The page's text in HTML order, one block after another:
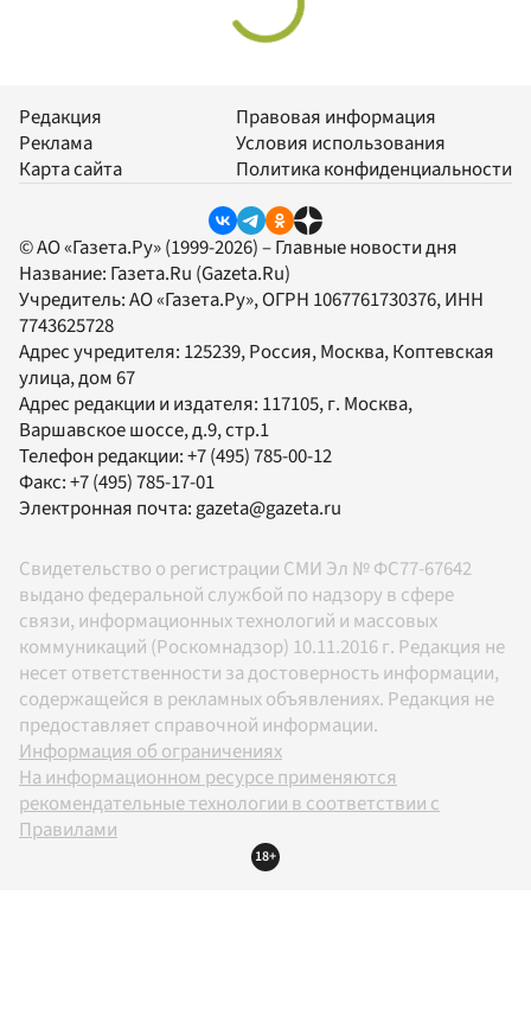
Редакция
Реклама
Карта сайта
Правовая информация
Условия использования
Политика конфиденциальности
© АО «Газета.Ру» (1999-2026) – Главные новости дня
Название: Газета.Ru (Gazeta.Ru)
Учредитель:АО «Газета.Ру», ОГРН 1067761730376, ИНН
7743625728
Адрес учредителя: 125239, Россия, Москва, Коптевская
улица, дом 67
Адрес редакции и издателя: 117105, г. Москва,
Варшавское шоссе, д.9, стр.1
Телефон редакции:+7 (495) 785-00-12
Факс:+7 (495) 785-17-01
Электронная почта: gazeta@gazeta.ru
Свидетельство о регистрации СМИ Эл № ФС77-67642
выдано федеральной службой по надзору в сфере
связи, информационных технологий и массовых
коммуникаций (Роскомнадзор) 10.11.2016 г. Редакция не
несет ответственности за достоверность информации,
содержащейся в рекламных объявлениях. Редакция не
предоставляет справочной информации.
Информация об ограничениях
На информационном ресурсе применяются
рекомендательные технологии в соответствии с
Правилами
18+